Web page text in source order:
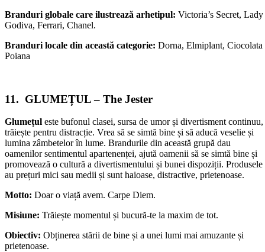
Branduri globale care ilustrează arhetipul: Victoria’s Secret, Lady
Godiva, Ferrari, Chanel.
Branduri locale din această categorie: Dorna, Elmiplant, Ciocolata
Poiana
11. GLUMEȚUL – The Jester
Glumețul este bufonul clasei, sursa de umor și divertisment continuu,
trăiește pentru distracție. Vrea să se simtă bine și să aducă veselie și
lumina zâmbetelor în lume. Brandurile din această grupă dau
oamenilor sentimentul apartenenței, ajută oamenii să se simtă bine și
promovează o cultură a divertismentului și bunei dispoziții. Produsele
au prețuri mici sau medii și sunt haioase, distractive, prietenoase.
Motto: Doar o viață avem. Carpe Diem.
Misiune: Trăiește momentul și bucură-te la maxim de tot.
Obiectiv: Obținerea stării de bine și a unei lumi mai amuzante și
prietenoase.